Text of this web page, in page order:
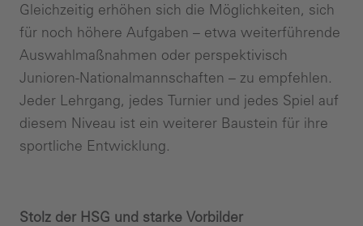
Gleichzeitig erhöhen sich die Möglichkeiten, sich
für noch höhere Aufgaben – etwa weiterführende
Auswahlmaßnahmen oder perspektivisch
Junioren-Nationalmannschaften – zu empfehlen.
Jeder Lehrgang, jedes Turnier und jedes Spiel auf
diesem Niveau ist ein weiterer Baustein für ihre
sportliche Entwicklung.
Stolz der HSG und starke Vorbilder